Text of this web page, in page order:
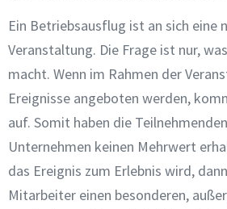
Ein Betriebsausflug ist an sich eine
Veranstaltung. Die Frage ist nur,
macht. Wenn im Rahmen der
Ereignisse angeboten werden,
auf. Somit haben die
Unternehmen keinen Mehrwert
das Ereignis zum Erlebnis wird,
Mitarbeiter einen besonderen,